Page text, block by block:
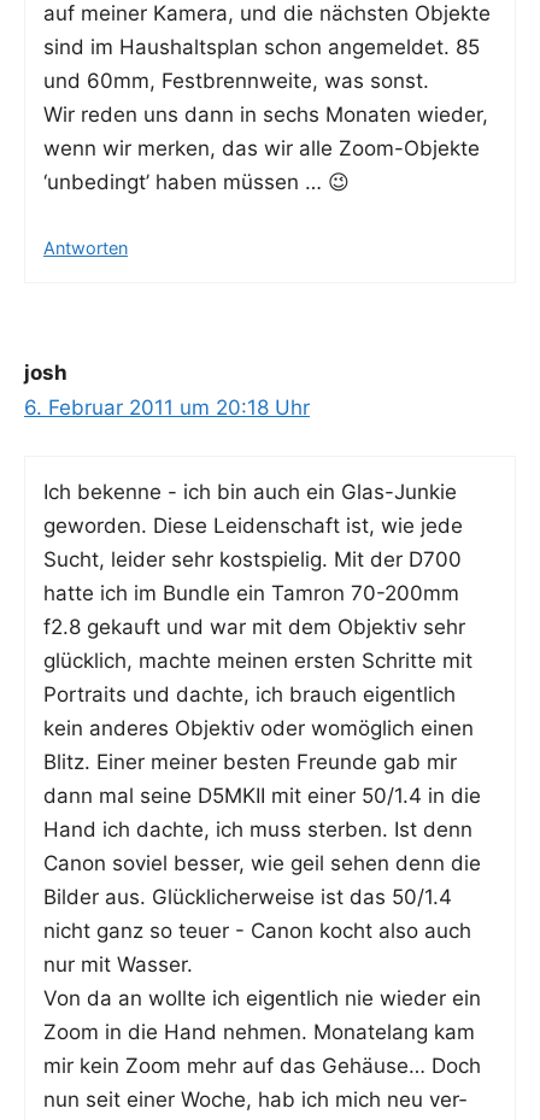
auf mei­ner Kame­ra, und die nächs­ten Objek­te
sind im Haus­halts­plan schon ange­mel­det. 85
und 60mm, Fest­brenn­wei­te, was sonst.
Wir reden uns dann in sechs Mona­ten wie­der,
wenn wir mer­ken, das wir alle Zoom-Objek­te
‘unbe­dingt’ haben müssen … 😉
Antworten
josh
6. Februar 2011 um 20:18 Uhr
Ich beken­ne - ich bin auch ein Glas-Jun­kie
gewor­den. Die­se Lei­den­schaft ist, wie jede
Sucht, lei­der sehr kost­spie­lig. Mit der D700
hat­te ich im Bund­le ein Tam­ron 70-200mm
f2.8 gekauft und war mit dem Objek­tiv sehr
glück­lich, mach­te mei­nen ers­ten Schrit­te mit
Por­traits und dach­te, ich brauch eigent­lich
kein ande­res Objek­tiv oder womög­lich einen
Blitz. Einer mei­ner bes­ten Freun­de gab mir
dann mal sei­ne D5MKII mit einer 50/1.4 in die
Hand ich dach­te, ich muss ster­ben. Ist denn
Canon soviel bes­ser, wie geil sehen denn die
Bil­der aus. Glück­li­cher­wei­se ist das 50/1.4
nicht ganz so teu­er - Canon kocht also auch
nur mit Wasser.
Von da an woll­te ich eigent­lich nie wie­der ein
Zoom in die Hand neh­men. Mona­te­lang kam
mir kein Zoom mehr auf das Gehäu­se… Doch
nun seit einer Woche, hab ich mich neu ver­